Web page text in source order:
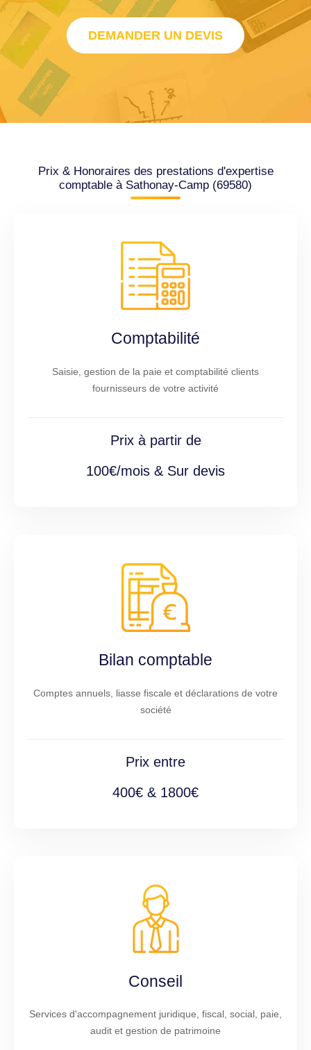
DEMANDER UN DEVIS
Prix & Honoraires des prestations d'expertise
comptable à Sathonay-Camp (69580)
Comptabilité
Saisie, gestion de la paie et comptabilité clients
fournisseurs de votre activité
Prix à partir de
100€/mois & Sur devis
Bilan comptable
Comptes annuels, liasse fiscale et déclarations de votre
société
Prix entre
400€ & 1800€
Conseil
Services d'accompagnement juridique, fiscal, social, paie,
audit et gestion de patrimoine